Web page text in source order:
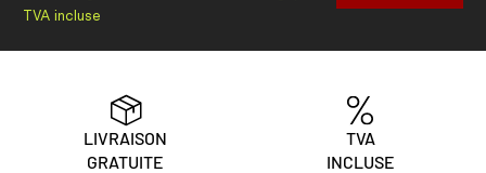
TVA incluse
LIVRAISON
GRATUITE
TVA
INCLUSE